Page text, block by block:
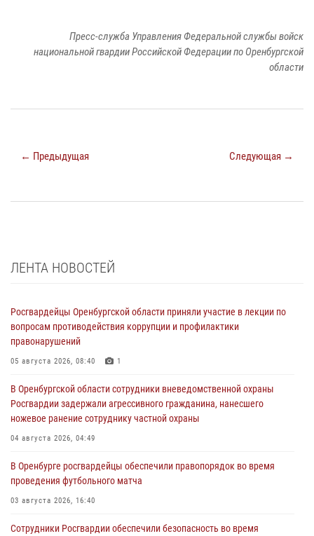
Пресс-служба Управления Федеральной службы войск
национальной гвардии Российской Федерации по Оренбургской
области
← Предыдущая Следующая →
ЛЕНТА НОВОСТЕЙ
Росгвардейцы Оренбургской области приняли участие в лекции по
вопросам противодействия коррупции и профилактики
правонарушений
05 августа 2026, 08:40 1
В Оренбургской области сотрудники вневедомственной охраны
Росгвардии задержали агрессивного гражданина, нанесшего
ножевое ранение сотруднику частной охраны
04 августа 2026, 04:49
В Оренбурге росгвардейцы обеспечили правопорядок во время
проведения футбольного матча
03 августа 2026, 16:40
Сотрудники Росгвардии обеспечили безопасность во время